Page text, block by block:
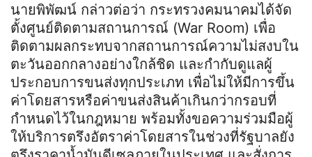
นายพิพัฒน์ กล่าวต่อว่า กระทรวงคมนาคมได้จัด
ตั้งศูนย์ติดตามสถานการณ์ (War Room) เพื่อ
ติดตามผลกระทบจากสถานการณ์ความไม่สงบใน
ตะวันออกกลางอย่างใกล้ชิด และกำกับดูแลผู้
ประกอบการขนส่งทุกประเภท เพื่อไม่ให้มีการขึ้น
ค่าโดยสารหรือค่าขนส่งสินค้าเกินกว่ากรอบที่
กำหนดไว้ในกฎหมาย พร้อมทั้งขอความร่วมมือผู้
ให้บริการตรึงอัตราค่าโดยสารในช่วงที่รัฐบาลยัง